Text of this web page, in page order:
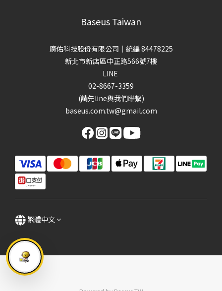
Baseus Taiwan
廣佑科技股份有限公司｜統編 84478225
新北市新店區中正路566號7樓
LINE
02-8667-3359
(請先line與我們聯繫)
baseus.com.tw@gmail.com
繁體中文